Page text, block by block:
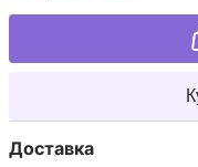
Доставка